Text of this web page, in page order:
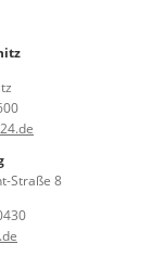
Straße 8